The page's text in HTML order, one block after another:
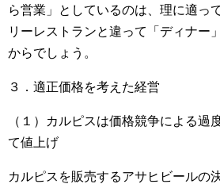
ら営業」としているのは、理に適っ
リーレストランと違って「ディナー
からでしょう。
３．適正価格を考えた経営
（１）カルピスは価格競争による過
て値上げ
カルピスを販売するアサヒビールの